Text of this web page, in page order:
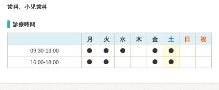
歯科、小児歯科
診療時間
月 火 水 木 金 土 日 祝
09:30-13:00
16:00-18:00